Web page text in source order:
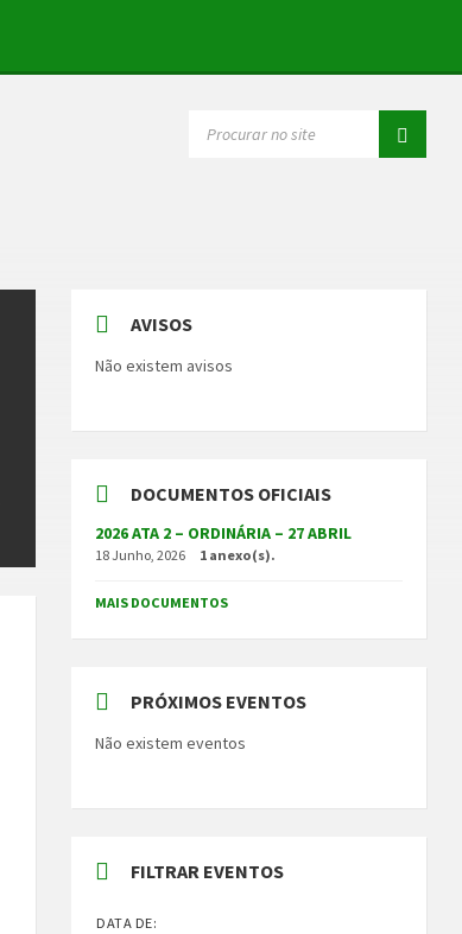
AVISOS
Não existem avisos
DOCUMENTOS OFICIAIS
2026 ATA 2 – ORDINÁRIA – 27 ABRIL
18 Junho, 2026 1 anexo(s).
MAIS DOCUMENTOS
PRÓXIMOS EVENTOS
Não existem eventos
FILTRAR EVENTOS
DATA DE: